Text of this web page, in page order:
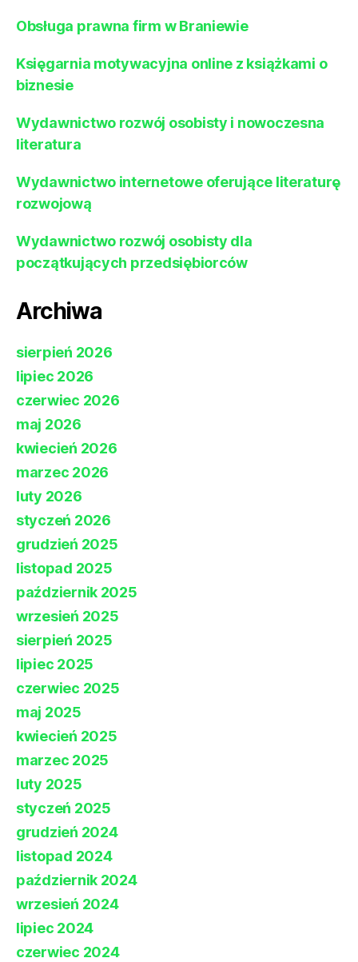
Obsługa prawna firm w Braniewie
Księgarnia motywacyjna online z książkami o
biznesie
Wydawnictwo rozwój osobisty i nowoczesna
literatura
Wydawnictwo internetowe oferujące literaturę
rozwojową
Wydawnictwo rozwój osobisty dla
początkujących przedsiębiorców
Archiwa
sierpień 2026
lipiec 2026
czerwiec 2026
maj 2026
kwiecień 2026
marzec 2026
luty 2026
styczeń 2026
grudzień 2025
listopad 2025
październik 2025
wrzesień 2025
sierpień 2025
lipiec 2025
czerwiec 2025
maj 2025
kwiecień 2025
marzec 2025
luty 2025
styczeń 2025
grudzień 2024
listopad 2024
październik 2024
wrzesień 2024
lipiec 2024
czerwiec 2024